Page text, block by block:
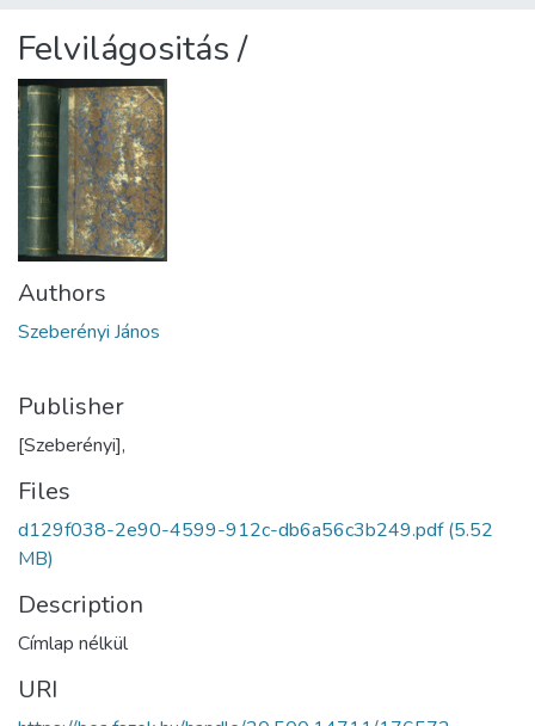
Statistics
About us
Felvilágositás /
Authors
Szeberényi János
Publisher
[Szeberényi],
Files
d129f038-2e90-4599-912c-db6a56c3b249.pdf(5.52
MB)
Description
Címlap nélkül
URI